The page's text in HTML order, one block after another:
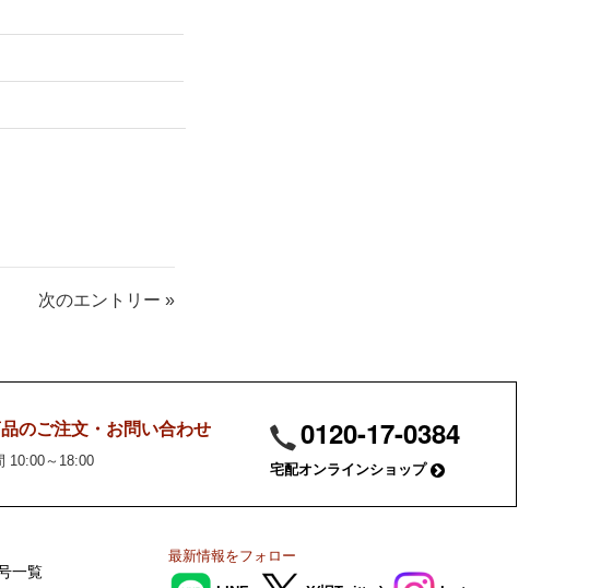
次のエントリー »
のご注文・お問い合わせ
10:00～18:00
0120-17-0384
宅配オンラインショップ
一覧
最新情報をフォロー